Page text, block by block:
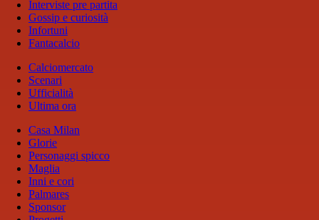
Interviste pre partita
Gossip e curiosità
Infortuni
Fantacalcio
Calciomercato
Scenari
Ufficialità
Ultima ora
Casa Milan
Glorie
Personaggi spicco
Maglia
Inni e cori
Palmares
Sponsor